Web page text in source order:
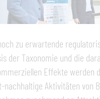
zu erwartende
der Taxonomie und die
Effekte werden
nachhaltige Aktivitäten von